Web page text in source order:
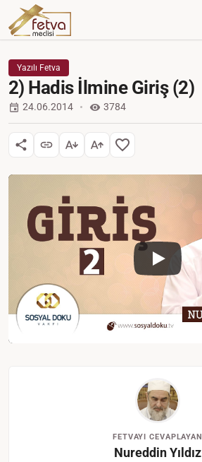
Yazılı Fetva
2) Hadis İlmine Giriş (2)
24.06.2014 3784
FETVAYI CEVAPLAYAN
Nureddin Yıldız